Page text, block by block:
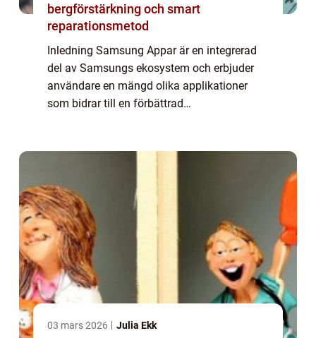
bergförstärkning och smart
reparationsmetod
Inledning Samsung Appar är en integrerad
del av Samsungs ekosystem och erbjuder
användare en mängd olika applikationer
som bidrar till en förbättrad
03 mars 2026 Julia Ekk